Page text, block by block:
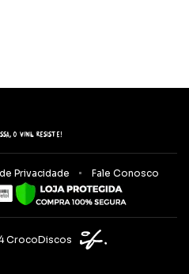
o vinil resiste!
Privacidade Fale Conosco
CrocoDiscos